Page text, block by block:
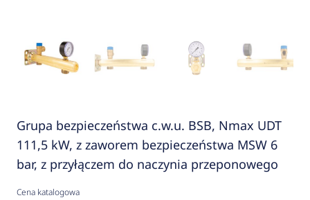
Grupa bezpieczeństwa c.w.u. BSB, Nmax UDT
111,5 kW, z zaworem bezpieczeństwa MSW 6
bar, z przyłączem do naczynia przeponowego
Cena katalogowa